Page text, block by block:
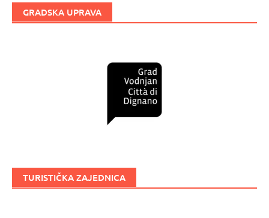
GRADSKA UPRAVA
TURISTIČKA ZAJEDNICA